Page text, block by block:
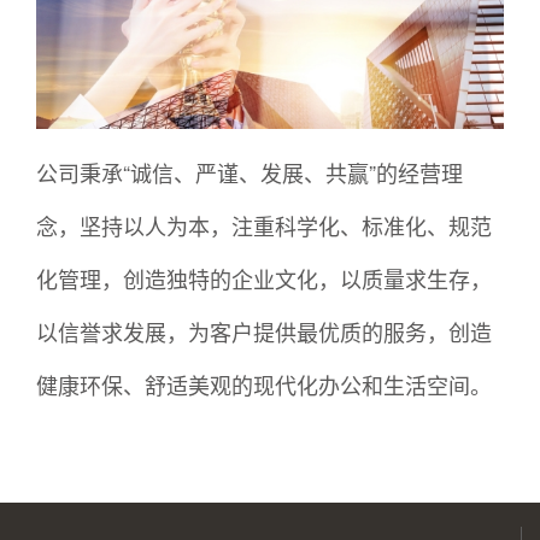
公司秉承“诚信、严谨、发展、共赢”的经营理
念，坚持以人为本，注重科学化、标准化、规范
化管理，创造独特的企业文化，以质量求生存，
以信誉求发展，为客户提供最优质的服务，创造
健康环保、舒适美观的现代化办公和生活空间。